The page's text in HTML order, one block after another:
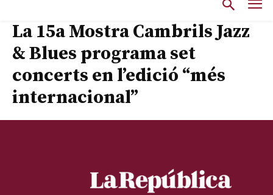
La 15a Mostra Cambrils Jazz
& Blues programa set
concerts en l’edició “més
internacional”